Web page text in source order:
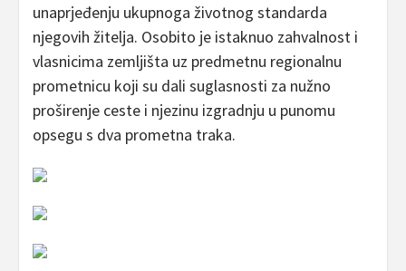
unaprjeđenju ukupnoga životnog standarda
njegovih žitelja. Osobito je istaknuo zahvalnost i
vlasnicima zemljišta uz predmetnu regionalnu
prometnicu koji su dali suglasnosti za nužno
proširenje ceste i njezinu izgradnju u punomu
opsegu s dva prometna traka.